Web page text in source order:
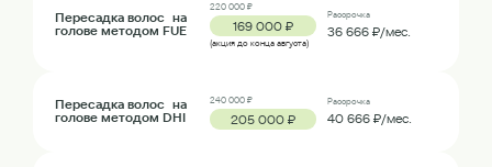
Пересадка волос на
голове методом FUE
220 000 ₽
169 000 ₽
(акция до конца августа)
Рассрочка
36 666 ₽/мес.
Пересадка волос на
голове методом DHI
240 000 ₽
205 000 ₽
Рассрочка
40 666 ₽/мес.